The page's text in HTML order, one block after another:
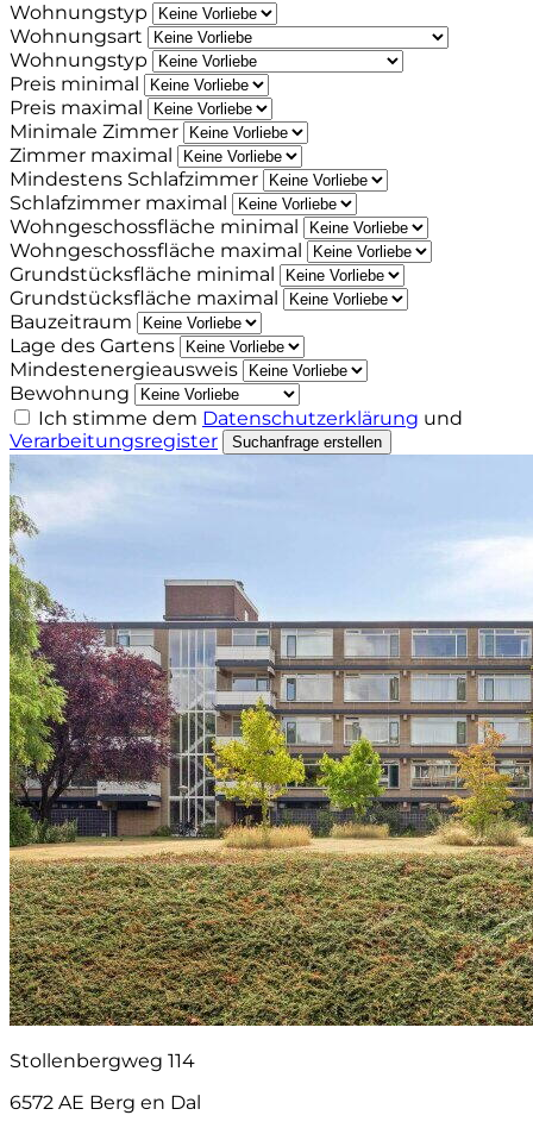
Wohnungstyp
Wohnungsart
Wohnungstyp
Preis minimal
Preis maximal
Minimale Zimmer
Zimmer maximal
Mindestens Schlafzimmer
Schlafzimmer maximal
Wohngeschossfläche minimal
Wohngeschossfläche maximal
Grundstücksfläche minimal
Grundstücksfläche maximal
Bauzeitraum
Lage des Gartens
Mindestenergieausweis
Bewohnung
Ich stimme dem Datenschutzerklärung und
Verarbeitungsregister
Suchanfrage erstellen
Stollenbergweg 114
6572 AE Berg en Dal